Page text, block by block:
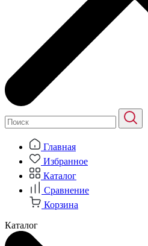
Главная
Избранное
Каталог
Сравнение
Корзина
Каталог